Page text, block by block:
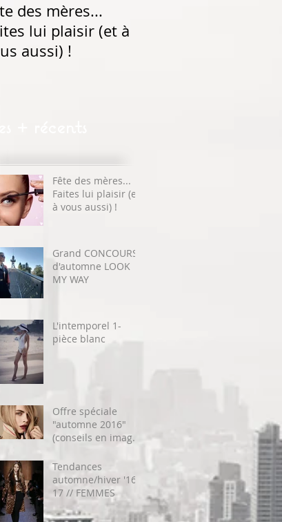
des mères...
lui plaisir (et à
aussi) !
Fête des mères...
Faites lui plaisir (et
à vous aussi) !
Grand CONCOURS
d'automne LOOK
MY WAY
L'intemporel 1-
pièce blanc
Offre spéciale
"automne 2016"
(conseils en image
Tendances
automne/hiver '16-
17 // FEMMES